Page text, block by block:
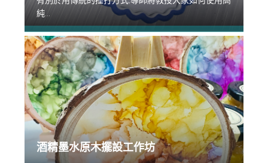
純...
酒精墨水原木擺設工作坊